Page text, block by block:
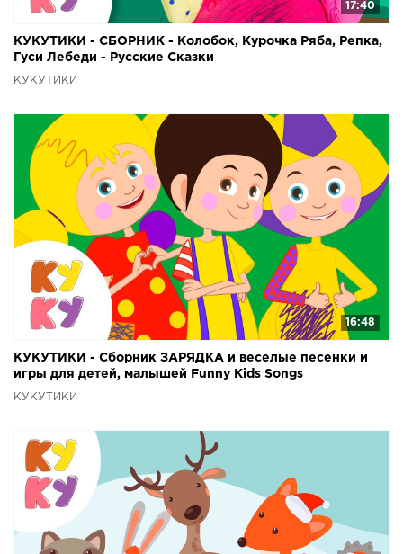
17:40
КУКУТИКИ - СБОРНИК - Колобок, Курочка Ряба, Репка,
Гуси Лебеди - Русские Сказки
КУКУТИКИ
16:48
КУКУТИКИ - Сборник ЗАРЯДКА и веселые песенки и
игры для детей, малышей Funny Kids Songs
КУКУТИКИ